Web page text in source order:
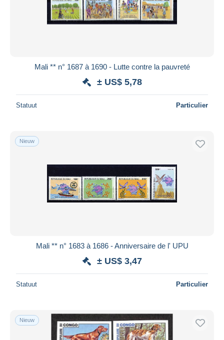
Mali ** n° 1687 à 1690 - Lutte contre la pauvreté
± US$ 5,78
Statuut Particulier
Nieuw
Mali ** n° 1683 à 1686 - Anniversaire de l' UPU
± US$ 3,47
Statuut Particulier
Nieuw